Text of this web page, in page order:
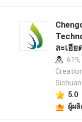
ละเอี
5.0
ผู้ผ